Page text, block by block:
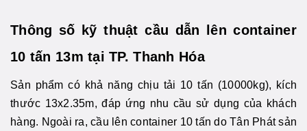
Thông số kỹ thuật cầu dẫn lên container
10 tấn 13m tại TP. Thanh Hóa
Sản phẩm có khả năng chịu tải 10 tấn (10000kg), kích
thước 13x2.35m, đáp ứng nhu cầu sử dụng của khách
hàng. Ngoài ra, cầu lên container 10 tấn do Tân Phát sản